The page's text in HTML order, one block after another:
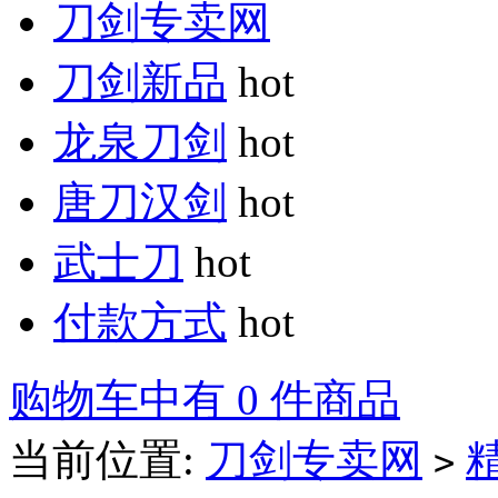
刀剑专卖网
刀剑新品 hot
龙泉刀剑 hot
唐刀汉剑 hot
武士刀 hot
付款方式 hot
购物车中有 0 件商品
当前位置: 刀剑专卖网 >